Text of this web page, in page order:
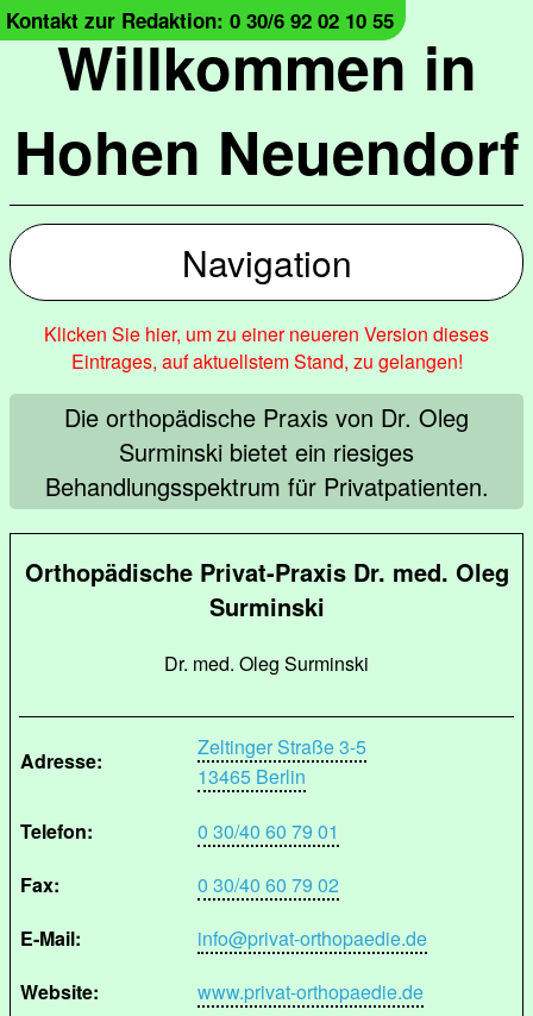
Willkommen in
Hohen Neuendorf
Kontakt zur Redaktion: 0 30/6 92 02 10 55
Navigation
Klicken Sie hier, um zu einer neueren Version dieses
Eintrages, auf aktuellstem Stand, zu gelangen!
Die orthopädische Praxis von Dr. Oleg
Surminski bietet ein riesiges
Behandlungsspektrum für Privatpatienten.
Orthopädische Privat-Praxis Dr. med. Oleg
Surminski
Dr. med. Oleg Surminski
Adresse:
Zeltinger Straße 3-5
13465 Berlin
Telefon:
0 30/40 60 79 01
Fax:
0 30/40 60 79 02
E-Mail:
info@privat-orthopaedie.de
Website:
www.privat-orthopaedie.de